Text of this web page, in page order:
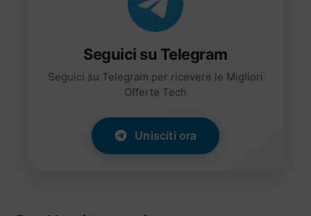
Seguici su Telegram
Seguici su Telegram per ricevere le Migliori
Offerte Tech
Unisciti ora